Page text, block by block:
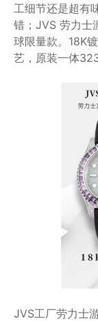
工细节还是超有
错；JVS 劳力士
球限量款。18K
艺，原装一体
JVS工厂劳力士